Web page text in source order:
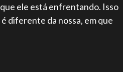
ele está enfrentando. Isso
diferente da nossa, em que